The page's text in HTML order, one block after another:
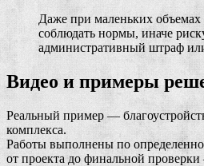
Даже при маленьких объемах
соблюдать нормы, иначе
административный штраф
Видео и примеры
Реальный пример —
комплекса.
Работы выполнены по
от проекта до финальной